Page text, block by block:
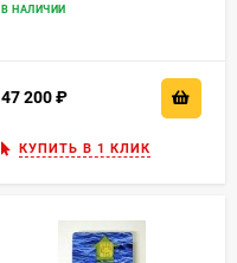
В НАЛИЧИИ
47 200
КУПИТЬ В 1 КЛИК